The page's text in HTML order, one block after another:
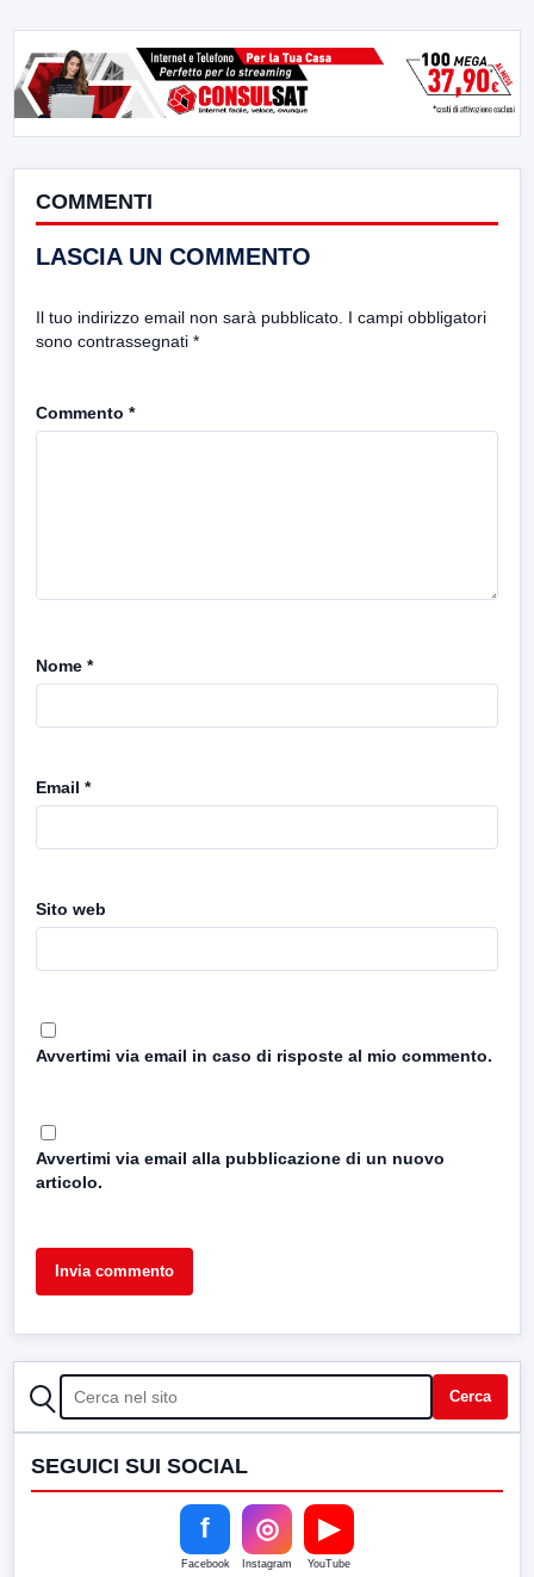
COMMENTI
LASCIA UN COMMENTO
Il tuo indirizzo email non sarà pubblicato. I campi obbligatori
sono contrassegnati *
Commento *
Nome *
Email *
Sito web
Avvertimi via email in caso di risposte al mio commento.
Avvertimi via email alla pubblicazione di un nuovo
articolo.
CERCA Cerca
SEGUICI SUI SOCIAL
f
Facebook
◎
Instagram
▶
YouTube